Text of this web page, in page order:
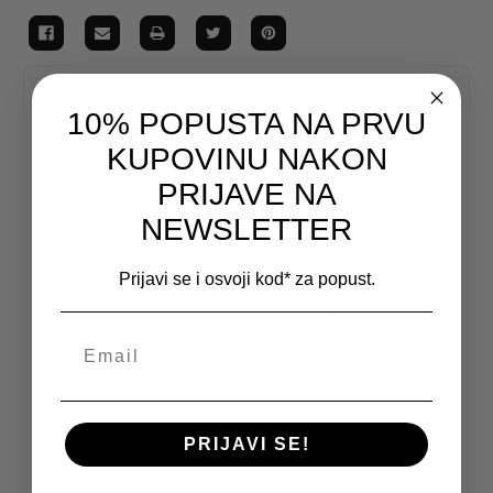
Luksuzan i Komforan – Idealna
Oprema za Svaku Priliku
komfora, idealnu za moderne muškarce koji žele
eleganciju i praktičnost. Napravljen od
obliku tela i omogućava maksimalnu slobodu kretanja.
likre, pruža vrhunsku udobnost čak i pri dužem nošenju.
Savremeni Dizajn za Svaku
10% POPUSTA NA PRVU
KUPOVINU NAKON
PRIJAVE NA
NEWSLETTER
Prijavi se i osvoji kod* za popust.
PRIJAVI SE!